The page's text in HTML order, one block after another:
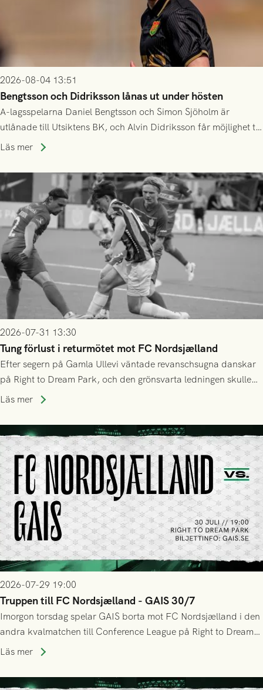
2026-08-04 13:51
Bengtsson och Didriksson lånas ut under hösten
A-lagsspelarna Daniel Bengtsson och Simon Sjöholm är
utlånade till Utsiktens BK, och Alvin Didriksson får möjlighet till
speltid i Hestrafors genom föreningssamarbete.
Läs mer
2026-07-31 13:30
Tung förlust i returmötet mot FC Nordsjælland
Efter segern på Gamla Ullevi väntade revanschsugna danskar
på Right to Dream Park, och den grönsvarta ledningen skulle
upphöra efter mindre än kvarten spelad. På lika mark visade
tennissiffror och det grönsvarta europaäventyret tog slut.
Läs mer
2026-07-29 19:00
Truppen till FC Nordsjælland - GAIS 30/7
Imorgon torsdag spelar GAIS borta mot FC Nordsjælland i den
andra kvalmatchen till Conference League på Right to Dream
Park! Fredrik Holmberg och ledarstaben har tagit ut följande
Läs mer